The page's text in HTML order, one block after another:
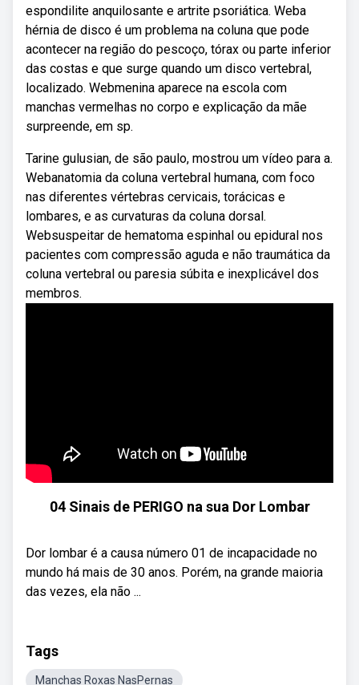
espondilite anquilosante e artrite psoriática. Weba
hérnia de disco é um problema na coluna que pode
acontecer na região do pescoço, tórax ou parte inferior
das costas e que surge quando um disco vertebral,
localizado. Webmenina aparece na escola com
manchas vermelhas no corpo e explicação da mãe
surpreende, em sp.
Tarine gulusian, de são paulo, mostrou um vídeo para a.
Webanatomia da coluna vertebral humana, com foco
nas diferentes vértebras cervicais, torácicas e
lombares, e as curvaturas da coluna dorsal.
Websuspeitar de hematoma espinhal ou epidural nos
pacientes com compressão aguda e não traumática da
coluna vertebral ou paresia súbita e inexplicável dos
membros.
04 Sinais de PERIGO na sua Dor Lombar
Dor lombar é a causa número 01 de incapacidade no
mundo há mais de 30 anos. Porém, na grande maioria
das vezes, ela não ...
Tags
Manchas Roxas NasPernas